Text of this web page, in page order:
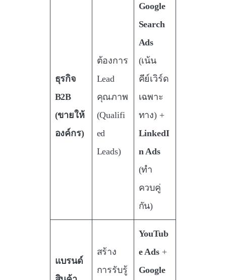
ธุรกิจ
B2B
(ขายให้
องค์กร)
ต้องการ
Lead
คุณภาพ
(Qualifi
ed
Leads)
Google
Search
Ads
(เน้น
คีย์เวิร์ด
เฉพาะ
ทาง) +
LinkedI
n Ads
(ทำ
ควบคู่
กัน)
แบรนด์
สร้าง
การรับรู้
YouTub
e Ads +
Google